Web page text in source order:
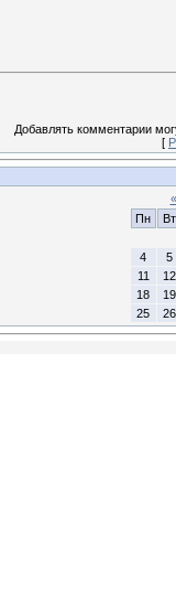
Добавлять комментарии
[
«
Пн
Вт
4
5
11
12
18
19
25
26